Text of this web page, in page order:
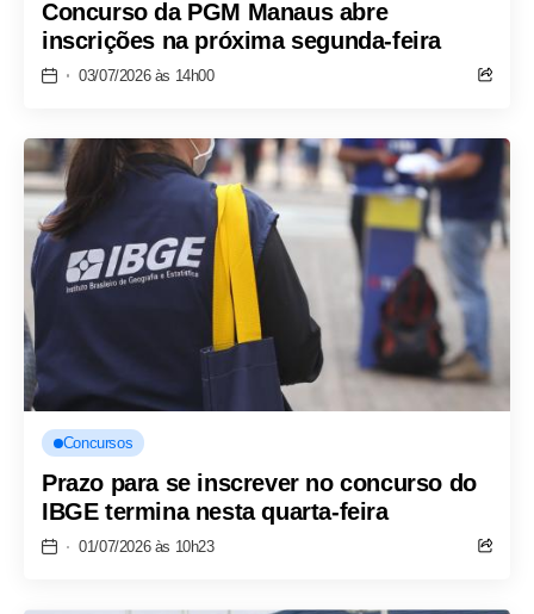
Concurso da PGM Manaus abre
inscrições na próxima segunda-feira
03/07/2026 às 14h00
Concursos
Prazo para se inscrever no concurso do
IBGE termina nesta quarta-feira
01/07/2026 às 10h23